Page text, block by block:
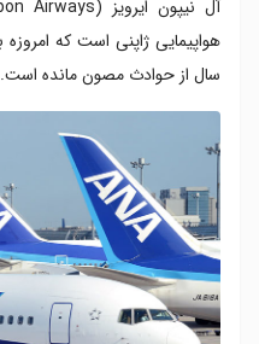
سال از حوادث مصون مانده است.